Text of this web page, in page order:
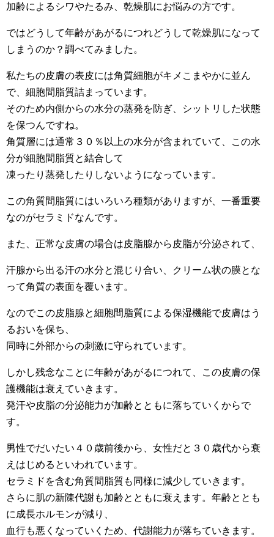
加齢によるシワやたるみ、乾燥肌にお悩みの方です。
ではどうして年齢があがるにつれどうして乾燥肌になって
しまうのか？調べてみました。
私たちの皮膚の表皮には角質細胞がキメこまやかに並ん
で、細胞間脂質詰まっています。
そのため内側からの水分の蒸発を防ぎ、シットリした状態
を保つんですね。
角質層には通常３０％以上の水分が含まれていて、この水
分が細胞間脂質と結合して
凍ったり蒸発したりしないようになっています。
この角質間脂質にはいろいろ種類がありますが、一番重要
なのがセラミドなんです。
また、正常な皮膚の場合は皮脂腺から皮脂が分泌されて、
汗腺から出る汗の水分と混じり合い、クリーム状の膜とな
って角質の表面を覆います。
なのでこの皮脂腺と細胞間脂質による保湿機能で皮膚はう
るおいを保ち、
同時に外部からの刺激に守られています。
しかし残念なことに年齢があがるにつれて、この皮膚の保
護機能は衰えていきます。
発汗や皮脂の分泌能力が加齢とともに落ちていくからで
す。
男性でだいたい４０歳前後から、女性だと３０歳代から衰
えはじめるといわれています。
セラミドを含む角質間脂質も同様に減少していきます。
さらに肌の新陳代謝も加齢とともに衰えます。年齢ととも
に成長ホルモンが減り、
血行も悪くなっていくため、代謝能力が落ちていきます。